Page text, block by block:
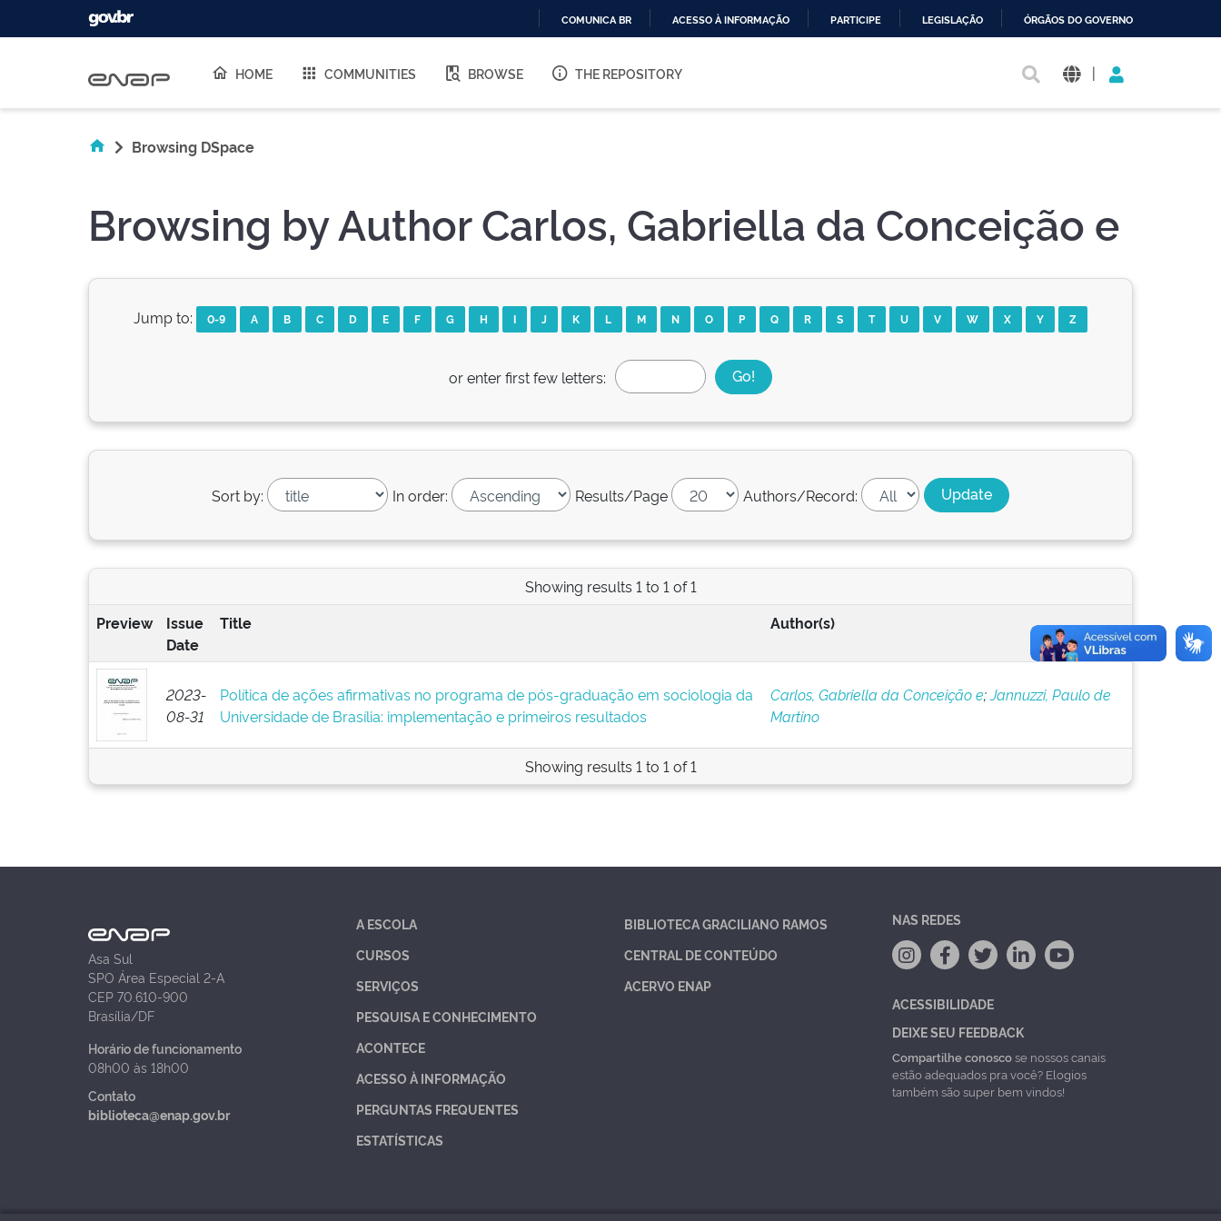
O
COMUNICA BR ACESSO À INFORMAÇÃO PARTICIPE LEGISLAÇÃO ÓRGÃOS DO GOVERNO
HOME COMMUNITIES BROWSE THE REPOSITORY |
Browsing DSpace
Browsing by Author Carlos, Gabriella da Conceição e
Jump to: 0-9 A B C D E F G H I J K L M N O P Q R S T U V W X Y Z
or enter first few letters:
Sort by: In order: Results/Page Authors/Record:
Showing results 1 to 1 of 1
Preview
Issue
Date
Title Author(s)
2023-
08-31
Política de ações afirmativas no programa de pós-graduação em sociologia da
Universidade de Brasília: implementação e primeiros resultados
Carlos, Gabriella da Conceição e;Jannuzzi, Paulo de
Martino
Showing results 1 to 1 of 1
Asa Sul
SPO Área Especial 2-A
CEP 70.610-900
Brasília/DF
Horário de funcionamento
08h00 às 18h00
Contato
biblioteca@enap.gov.br
A ESCOLA
CURSOS
SERVIÇOS
PESQUISA E CONHECIMENTO
ACONTECE
ACESSO À INFORMAÇÃO
PERGUNTAS FREQUENTES
ESTATÍSTICAS
BIBLIOTECA GRACILIANO RAMOS
CENTRAL DE CONTEÚDO
ACERVO ENAP
NAS REDES
ACESSIBILIDADE
DEIXE SEU FEEDBACK
Compartilhe conosco se nossos canais
estão adequados pra você? Elogios
também são super bem vindos!